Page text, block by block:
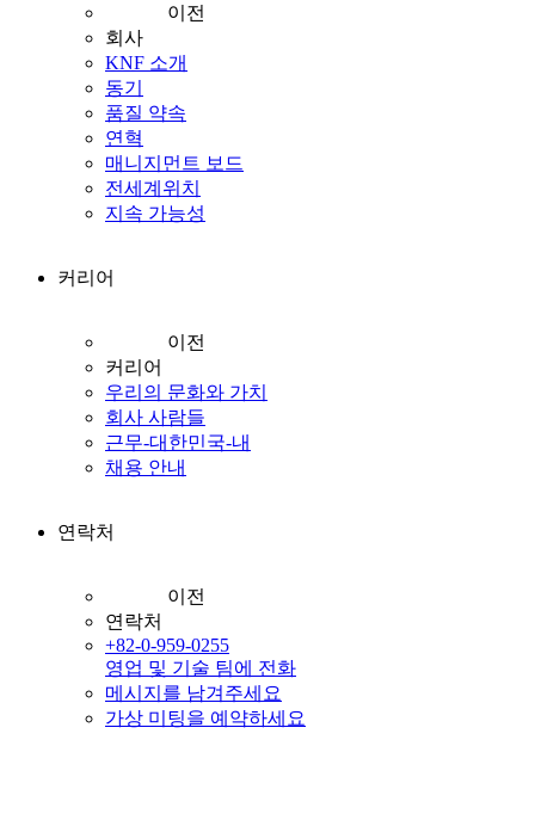
이전
회사
KNF 소개
동기
품질 약속
연혁
매니지먼트 보드
전세계위치
지속 가능성
커리어
이전
커리어
우리의 문화와 가치
회사 사람들
근무-대한민국-내
채용 안내
연락처
이전
연락처
+82-0-959-0255
영업 및 기술 팀에 전화
메시지를 남겨주세요
가상 미팅을 예약하세요